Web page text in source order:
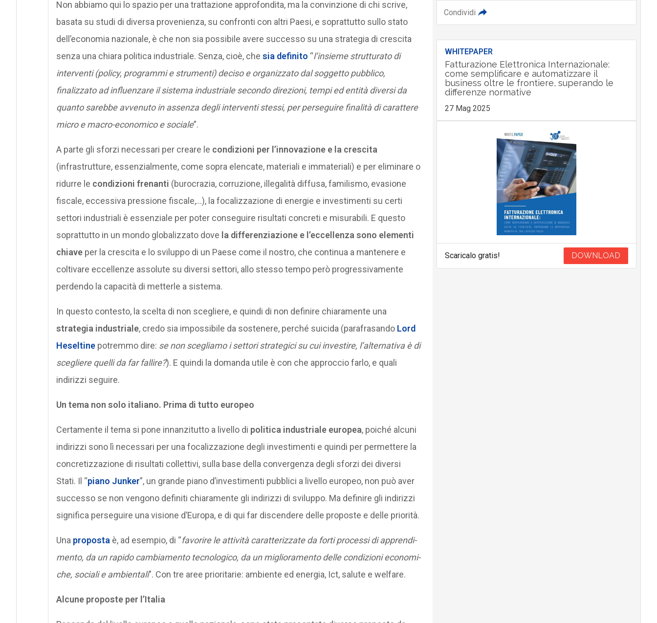
Non abbiamo qui lo spazio per una trattazione approfondita, ma la convinzione di chi scrive,
basata su studi di diversa provenienza, su confronti con altri Paesi, e soprattutto sullo stato
dell’economia nazionale, è che non sia possibile avere successo su una strategia di crescita
senza una chiara politica industriale. Senza, cioè, che sia definito “l’insieme strutturato di
interventi (policy, programmi e strumenti) deciso e organizzato dal soggetto pubblico,
finalizzato ad influenzare il sistema industriale secondo direzioni, tempi ed entità diversi da
quanto sarebbe avvenuto in assenza degli interventi stessi, per perseguire finalità di carattere
micro e macro-economico e sociale”.
A parte gli sforzi necessari per creare le condizioni per l’innovazione e la crescita
(infrastrutture, essenzialmente, come sopra elencate, materiali e immateriali) e per eliminare o
ridurre le condizioni frenanti (burocrazia, corruzione, illegalità diffusa, familismo, evasione
fiscale, eccessiva pressione fiscale,…), la focalizzazione di energie e investimenti su certi
settori industriali è essenziale per poter conseguire risultati concreti e misurabili. E questo
soprattutto in un mondo globalizzato dove la differenziazione e l’eccellenza sono elementi
chiave per la crescita e lo sviluppo di un Paese come il nostro, che continua a mantenere e
coltivare eccellenze assolute su diversi settori, allo stesso tempo però progressivamente
perdendo la capacità di metterle a sistema.
In questo contesto, la scelta di non scegliere, e quindi di non definire chiaramente una
strategia industriale, credo sia impossibile da sostenere, perché suicida (parafrasando Lord
Heseltinepotremmo dire: se non scegliamo i settori strategici su cui investire, l’alternativa è di
scegliere quelli da far fallire?). E quindi la domanda utile è con che approccio farlo, e quali
indirizzi seguire.
Un tema non solo italiano. Prima di tutto europeo
Certamente il tema si pone innanzitutto a livello di politica industriale europea, poiché alcuni
indirizzi sono lì necessari per una focalizzazione degli investimenti e quindi per permettere la
concretizzazione di risultati collettivi, sulla base della convergenza degli sforzi dei diversi
Stati. Il “piano Junker”, un grande piano d’investimenti pub­blici a livello euro­peo, non può aver
successo se non vengono definiti chiaramente gli indirizzi di sviluppo. Ma definire gli indirizzi
significa perseguire una visione d’Europa, e di qui far discendere delle proposte e delle priorità.
Una proposta è, ad esempio, di “favo­rire le atti­vità carat­te­riz­zate da forti pro­cessi di appren­di­
mento, da un rapido cam­bia­mento tec­no­lo­gico, da un miglio­ra­mento delle con­di­zioni eco­no­mi­
che, sociali e ambien­tali”. Con tre aree prioritarie: ambiente ed ener­gia, Ict, salute e wel­fare.
Alcune proposte per l’Italia
Condividi
WHITEPAPER
Fatturazione Elettronica Internazionale:
come semplificare e automatizzare il
business oltre le frontiere, superando le
differenze normative
27 Mag 2025
Scaricalo gratis! DOWNLOAD